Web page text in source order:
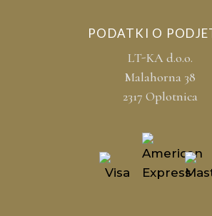
PODATKI O
LT-KA d.o.o.
Malahorna 38
2317 Oplotnica